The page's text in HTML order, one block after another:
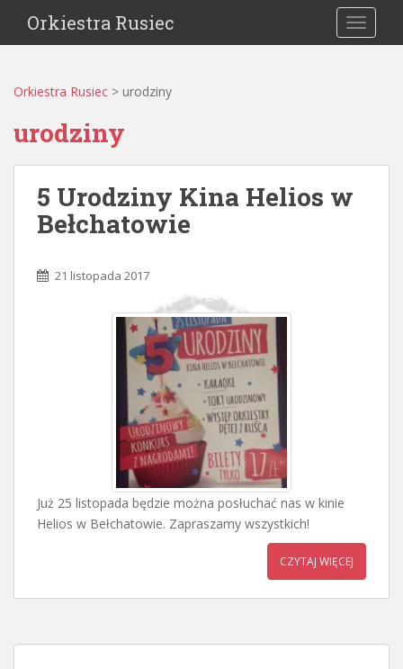
Orkiestra Rusiec
Orkiestra Rusiec > urodziny
urodziny
5 Urodziny Kina Helios w
Bełchatowie
21 listopada 2017
Już 25 listopada będzie można posłuchać nas w kinie
Helios w Bełchatowie. Zapraszamy wszystkich!
CZYTAJ WIĘCEJ